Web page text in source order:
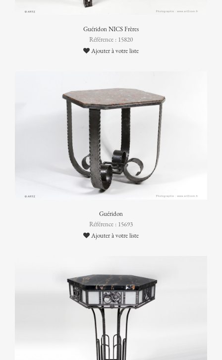
Guéridon NICS Frères
Référence : 15820
Ajouter à votre liste
Guéridon
Référence : 15693
Ajouter à votre liste